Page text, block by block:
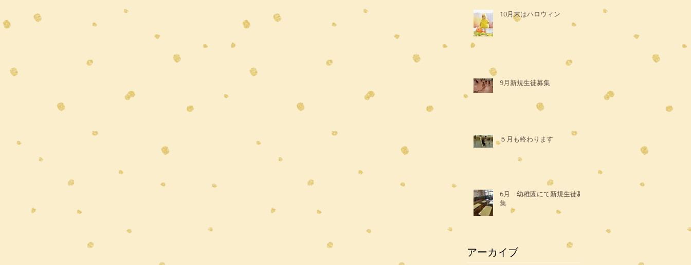
10月末はハロウィン
9月新規生徒募集
５月も終わります
6月 幼稚園にて新規生徒募
集
アーカイブ